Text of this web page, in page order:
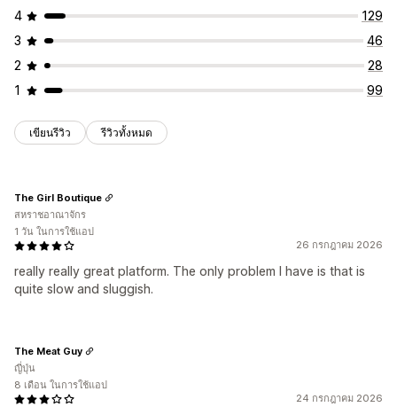
4
129
3
46
2
28
1
99
เขียนรีวิว รีวิวทั้งหมด
26 กรกฎาคม 2026
really really great platform. The only problem I have is that is
quite slow and sluggish.
The Girl Boutique
สหราชอาณาจักร
1 วัน ในการใช้แอป
24 กรกฎาคม 2026
The Meat Guy
ญี่ปุ่น
8 เดือน ในการใช้แอป